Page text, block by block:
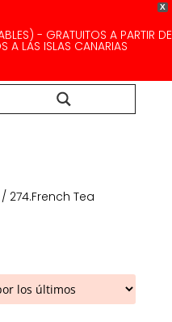
X
- GRATUITOS A PARTIR DE
LAS ISLAS CANARIAS
Tea